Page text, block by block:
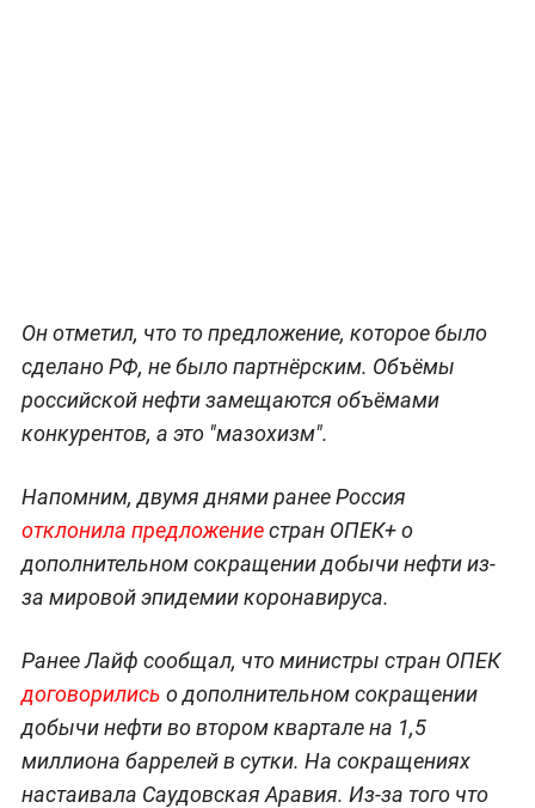
Он отметил, что то предложение, которое было
сделано РФ, не было партнёрским. Объёмы
российской нефти замещаются объёмами
конкурентов, а это "мазохизм".
Напомним, двумя днями ранее Россия
отклонила предложениестран ОПЕК+ о
дополнительном сокращении добычи нефти из-
за мировой эпидемии коронавируса.
Ранее Лайф сообщал, что министры стран ОПЕК
договорились о дополнительном сокращении
добычи нефти во втором квартале на 1,5
миллиона баррелей в сутки. На сокращениях
настаивала Саудовская Аравия. Из-за того что